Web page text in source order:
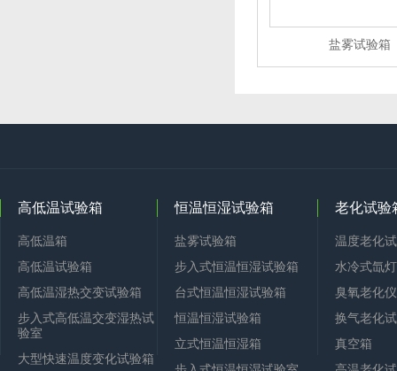
盐雾试验箱
高低温试验箱
高低温箱
高低温试验箱
高低温湿热交变试验箱
步入式高低温交变湿热试
验室
大型快速温度变化试验箱
恒温恒湿试验箱
盐雾试验箱
步入式恒温恒湿试验箱
台式恒温恒湿试验箱
恒温恒湿试验箱
立式恒温恒湿箱
老化试验
温度老化
水冷式氙
臭氧老化仪
换气老化
真空箱